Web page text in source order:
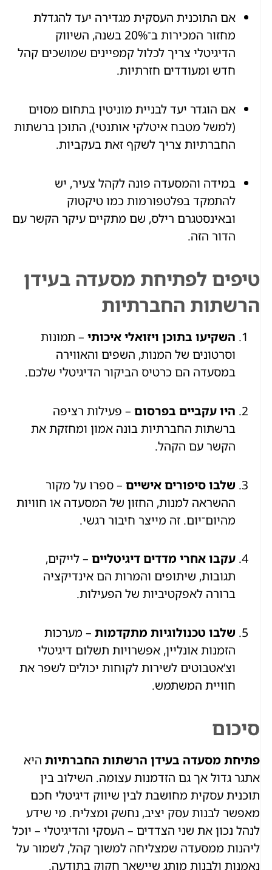
אם התוכנית העסקית מגדירה יעד להגדלת
מחזור המכירות ב־20% בשנה, השיווק
הדיגיטלי צריך לכלול קמפיינים שמושכים קהל
חדש ומעודדים חזרתיות.
אם הוגדר יעד לבניית מוניטין בתחום מסוים
(למשל מטבח איטלקי אותנטי), התוכן ברשתות
החברתיות צריך לשקף זאת בעקביות.
במידה והמסעדה פונה לקהל צעיר, יש
להתמקד בפלטפורמות כמו טיקטוק
ובאינסטגרם רילס, שם מתקיים עיקר הקשר עם
הדור הזה.
טיפים לפתיחת מסעדה בעידן
הרשתות החברתיות
השקיעו בתוכן ויזואלי איכותי – תמונות
וסרטונים של המנות, השפים והאווירה
במסעדה הם כרטיס הביקור הדיגיטלי שלכם.
היו עקביים בפרסום – פעילות רציפה
ברשתות החברתיות בונה אמון ומחזקת את
הקשר עם הקהל.
שלבו סיפורים אישיים – ספרו על מקור
ההשראה למנות, החזון של המסעדה או חוויות
מהיום־יום. זה מייצר חיבור רגשי.
עקבו אחרי מדדים דיגיטליים – לייקים,
תגובות, שיתופים והמרות הם אינדיקציה
ברורה לאפקטיביות של הפעילות.
שלבו טכנולוגיות מתקדמות – מערכות
הזמנות אונליין, אפשרויות תשלום דיגיטלי
וצ’אטבוטים לשירות לקוחות יכולים לשפר את
חוויית המשתמש.
סיכום
פתיחת מסעדה בעידן הרשתות החברתיות היא
אתגר גדול אך גם הזדמנות עצומה. השילוב בין
תוכנית עסקית מחושבת לבין שיווק דיגיטלי חכם
מאפשר לבנות עסק יציב, נחשק ומצליח. מי שידע
לנהל נכון את שני הצדדים – העסקי והדיגיטלי – יוכל
ליהנות ממסעדה שמצליחה למשוך קהל, לשמור על
נאמנות ולבנות מותג שיישאר חקוק בתודעה.